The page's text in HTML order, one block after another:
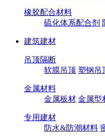
橡胶配合材料
硫化体系配合剂
建筑建材
吊顶隔断
软膜吊顶 塑钢吊
金属材料
金属板材 金属型
专用建材
防水&防潮材料